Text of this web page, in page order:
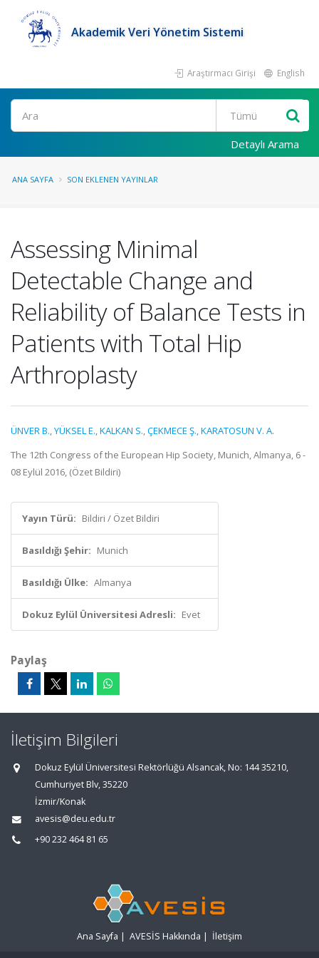
Akademik Veri Yönetim Sistemi
Araştırmacı Girişi English
Ara
Detaylı Arama
ANA SAYFA SON EKLENEN YAYINLAR
Assessing Minimal
Detectable Change and
Reliability of Balance Tests in
Patients with Total Hip
Arthroplasty
ÜNVER B.,YÜKSEL E.,KALKAN S.,ÇEKMECE Ş.,KARATOSUN V. A.
The 12th Congress of the European Hip Society, Munich, Almanya, 6 -
08 Eylül 2016, (Özet Bildiri)
Yayın Türü: Bildiri / Özet Bildiri
Basıldığı Şehir: Munich
Basıldığı Ülke: Almanya
Dokuz Eylül Üniversitesi Adresli: Evet
Paylaş
İletişim Bilgileri
Dokuz Eylül Üniversitesi Rektörlüğü Alsancak, No: 144 35210,
Cumhuriyet Blv, 35220
İzmir/Konak
avesis@deu.edu.tr
+90 232 464 81 65
Ana Sayfa | AVESİS Hakkında | İletişim